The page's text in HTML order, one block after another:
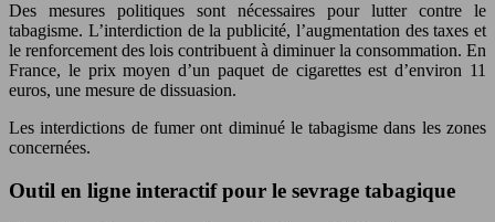
Des mesures politiques sont nécessaires pour lutter contre le
tabagisme. L’interdiction de la publicité, l’augmentation des taxes et
le renforcement des lois contribuent à diminuer la consommation. En
France, le prix moyen d’un paquet de cigarettes est d’environ 11
euros, une mesure de dissuasion.
Les interdictions de fumer ont diminué le tabagisme dans les zones
concernées.
Outil en ligne interactif pour le sevrage tabagique